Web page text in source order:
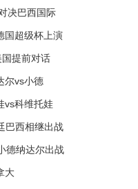
决巴西国际
国超级杯上演
提前对话
尔vs小德
vs科维托娃
巴西相继出战
德纳达尔出战
大